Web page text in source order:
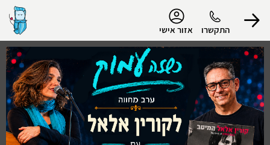
התקשרו אזור אישי
הפרופיל שלי
התנתק